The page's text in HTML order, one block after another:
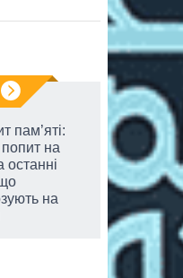
пам’яті:
попит на
останні
на